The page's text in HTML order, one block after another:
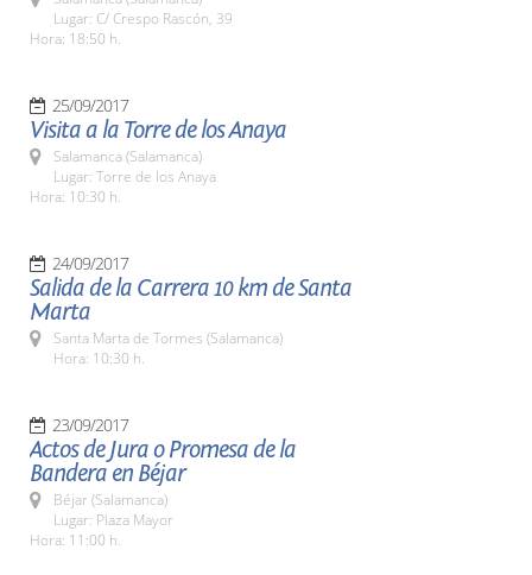
Lugar: C/ Crespo Rascón, 39
Hora: 18:50 h.
25/09/2017
Visita a la Torre de los Anaya
Salamanca (Salamanca)
Lugar: Torre de los Anaya
Hora: 10:30 h.
24/09/2017
Salida de la Carrera 10 km de Santa
Marta
Santa Marta de Tormes (Salamanca)
Hora: 10:30 h.
23/09/2017
Actos de Jura o Promesa de la
Bandera en Béjar
Béjar (Salamanca)
Lugar: Plaza Mayor
Hora: 11:00 h.